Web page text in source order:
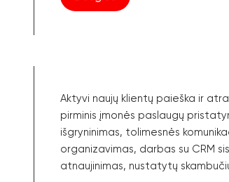
Aktyvi naujų klientų paieška ir
pirminis įmonės paslaugų
išgryninimas, tolimesnės
organizavimas, darbas su CRM
atnaujinimas, nustatytų